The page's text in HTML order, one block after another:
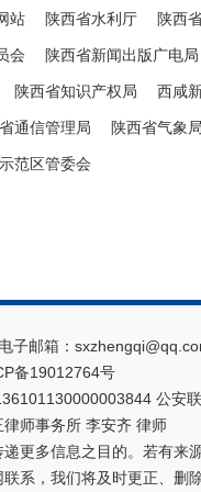
站 陕西省水利厅 陕西
会 陕西省新闻出版广电局
陕西省知识产权局 西咸
通信管理局 陕西省气象
范区管委会
邮箱：
备19012764号
公安
师事务所 李安齐 律师
更多信息之目的。若有来
系，我们将及时更正、删